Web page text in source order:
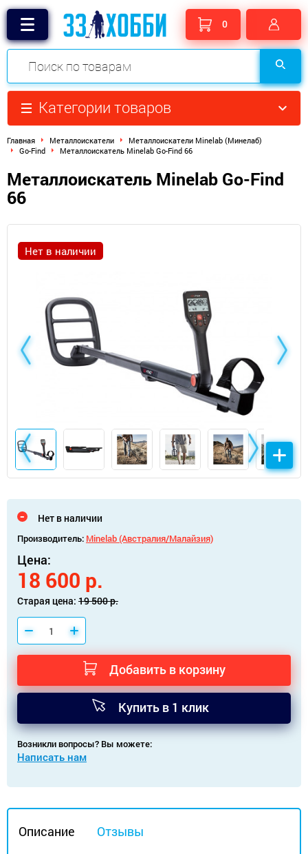
0
Категории товаров
Главная Металлоискатели
Металлоискатели Minelab (Минелаб)
Go-Find
Металлоискатель Minelab Go-Find 66
Металлоискатель Minelab Go-Find
66
Нет в наличии
Нет в наличии
Производитель: Minelab (Австралия/Малайзия)
Цена:
18 600 р.
Старая цена: 19 500 р.
Добавить в корзину
Купить в 1 клик
Возникли вопросы? Вы можете:
Написать нам
Описание Отзывы